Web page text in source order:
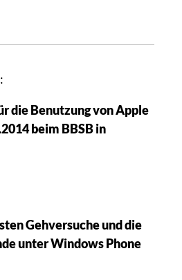
die Benutzung von Apple
beim BBSB in
Gehversuche und die
unter Windows Phone